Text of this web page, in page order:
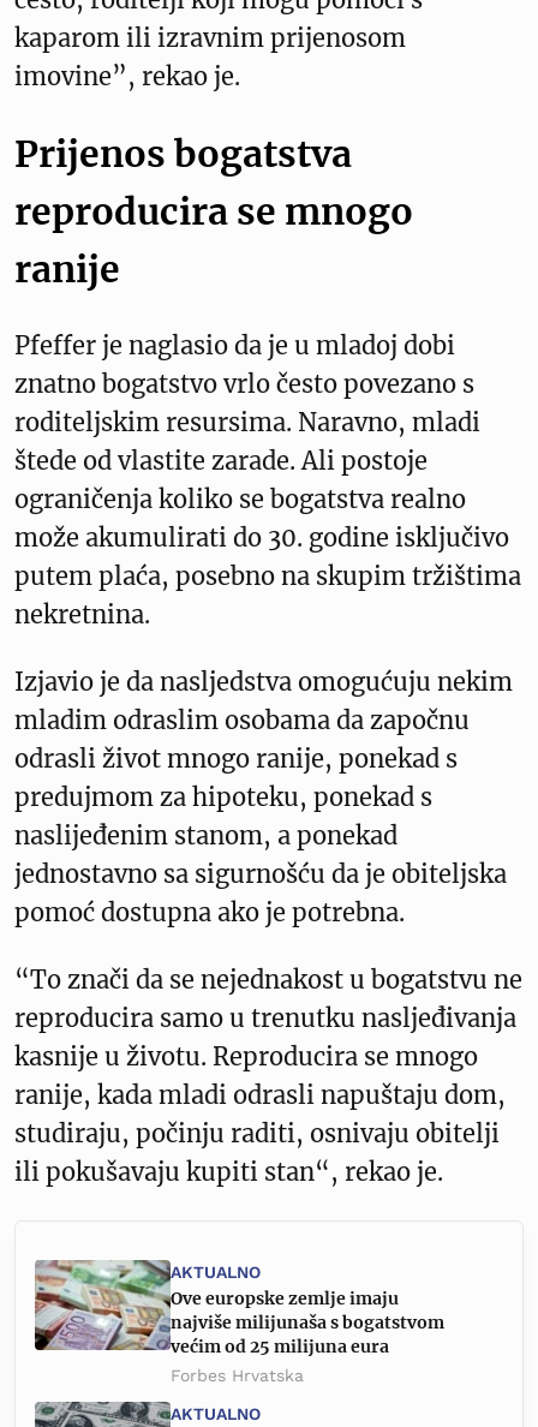
kaparom ili izravnim prijenosom
imovine”, rekao je.
Prijenos bogatstva
reproducira se mnogo
ranije
Pfeffer je naglasio da je u mladoj dobi
znatno bogatstvo vrlo često povezano s
roditeljskim resursima. Naravno, mladi
štede od vlastite zarade. Ali postoje
ograničenja koliko se bogatstva realno
može akumulirati do 30. godine isključivo
putem plaća, posebno na skupim tržištima
nekretnina.
Izjavio je da nasljedstva omogućuju nekim
mladim odraslim osobama da započnu
odrasli život mnogo ranije, ponekad s
predujmom za hipoteku, ponekad s
naslijeđenim stanom, a ponekad
jednostavno sa sigurnošću da je obiteljska
pomoć dostupna ako je potrebna.
“To znači da se nejednakost u bogatstvu ne
reproducira samo u trenutku nasljeđivanja
kasnije u životu. Reproducira se mnogo
ranije, kada mladi odrasli napuštaju dom,
studiraju, počinju raditi, osnivaju obitelji
ili pokušavaju kupiti stan“, rekao je.
AKTUALNO
Ove europske zemlje imaju
najviše milijunaša s bogatstvom
većim od 25 milijuna eura
Forbes Hrvatska
AKTUALNO